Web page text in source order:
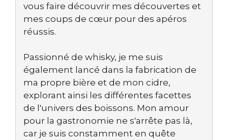
vous faire découvrir mes découvertes et
mes coups de cœur pour des apéros
réussis.
Passionné de whisky, je me suis
également lancé dans la fabrication de
ma propre bière et de mon cidre,
explorant ainsi les différentes facettes
de l'univers des boissons. Mon amour
pour la gastronomie ne s'arrête pas là,
car je suis constamment en quête